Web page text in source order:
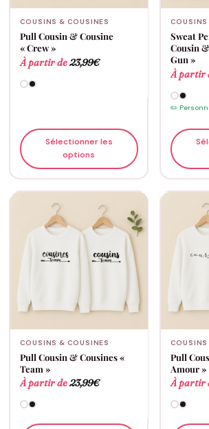
COUSINS & COUSINES
Pull Cousin & Cousine
« Crew »
À partir de23,99€
Sélectionner les
options
COUSINS
Sweat
Cousin
Gun »
À partir
✏️
COUSINS & COUSINES
Pull Cousin & Cousines «
Team »
À partir de23,99€
COUSINS
Pull
Amour »
À partir